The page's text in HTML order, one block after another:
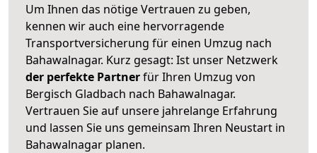
Um Ihnen das nötige Vertrauen zu geben,
kennen wir auch eine hervorragende
Transportversicherung für einen Umzug nach
Bahawalnagar. Kurz gesagt: Ist unser Netzwerk
der perfekte Partnerfür Ihren Umzug von
Bergisch Gladbach nach Bahawalnagar.
Vertrauen Sie auf unsere jahrelange Erfahrung
und lassen Sie uns gemeinsam Ihren Neustart in
Bahawalnagar planen.